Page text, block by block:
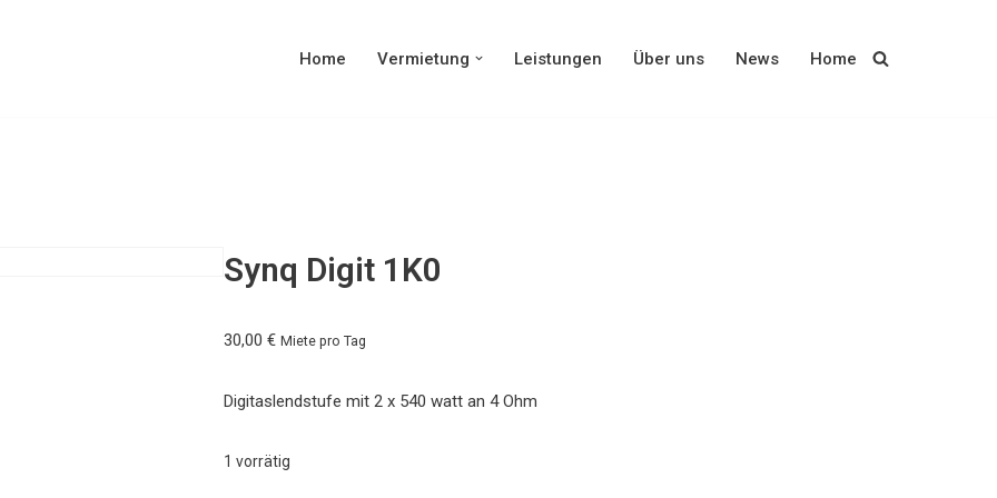
Home Vermietung Leistungen Über uns News Home
Synq Digit 1K0
30,00 € Miete pro Tag
Digitaslendstufe mit 2 x 540 watt an 4 Ohm
1 vorrätig